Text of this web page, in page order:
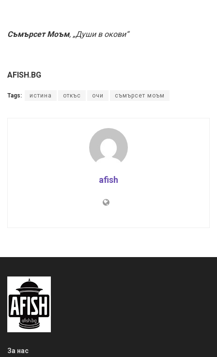
Съмърсет Моъм, „Души в окови“
AFISH.BG
Tags: истина откъс очи съмърсет моъм
afish
За нас